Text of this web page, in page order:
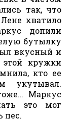
так, что
хватило
допили
бутылку
вкусный и
кружки
кто ее
укутывал.
Маркус
это мог
пес.